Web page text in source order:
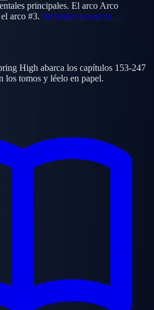
principales. El arco Arco
arco #3. Ver todos los arcos →
High abarca los capítulos 153-247
los tomos y léelo en papel.